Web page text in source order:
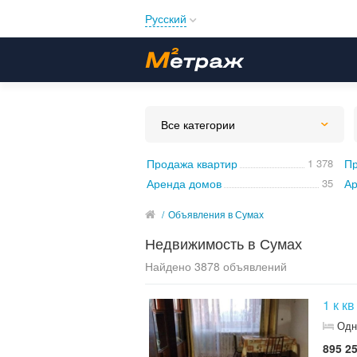
Русский
Українська
Все категории
Продажа квартир 1 378
Аренда домов 35
/ Объявления в Сумах
Недвижимость в Сумах
Найдено 3878 объявлений
1 к
895